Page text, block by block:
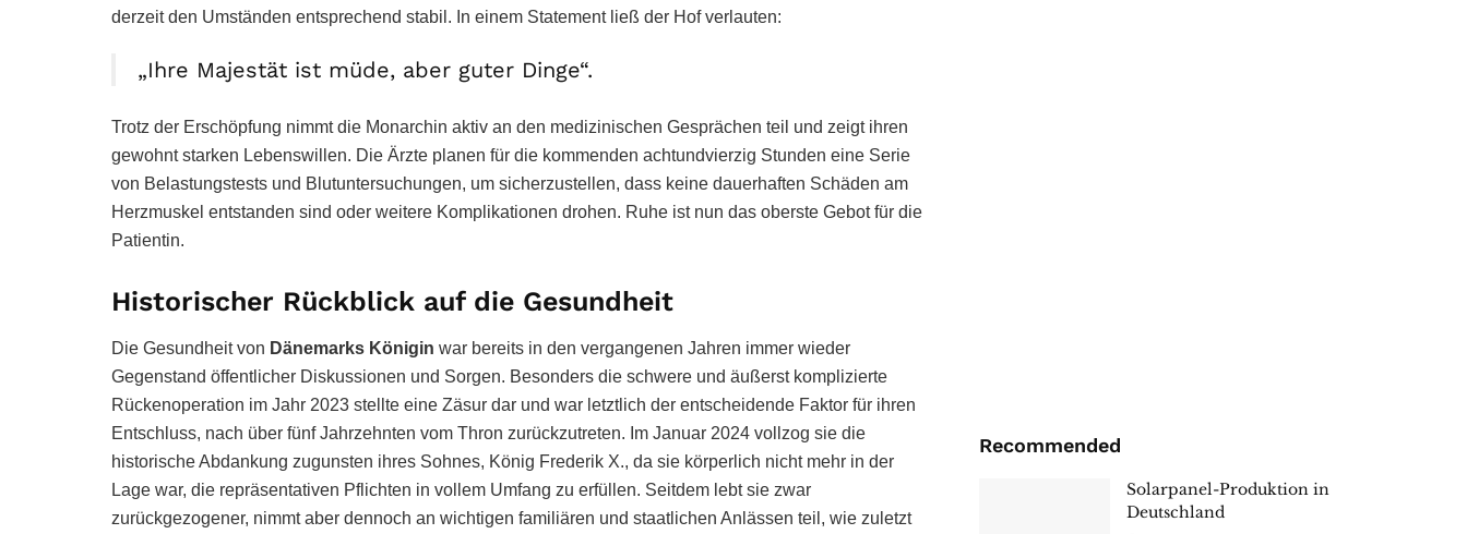
derzeit den Umständen entsprechend stabil. In einem Statement ließ der Hof verlauten:
„Ihre Majestät ist müde, aber guter Dinge“.
Trotz der Erschöpfung nimmt die Monarchin aktiv an den medizinischen Gesprächen teil und zeigt ihren
gewohnt starken Lebenswillen. Die Ärzte planen für die kommenden achtundvierzig Stunden eine Serie
von Belastungstests und Blutuntersuchungen, um sicherzustellen, dass keine dauerhaften Schäden am
Herzmuskel entstanden sind oder weitere Komplikationen drohen. Ruhe ist nun das oberste Gebot für die
Patientin.
Historischer Rückblick auf die Gesundheit
Die Gesundheit von Dänemarks Königin war bereits in den vergangenen Jahren immer wieder
Gegenstand öffentlicher Diskussionen und Sorgen. Besonders die schwere und äußerst komplizierte
Rückenoperation im Jahr 2023 stellte eine Zäsur dar und war letztlich der entscheidende Faktor für ihren
Entschluss, nach über fünf Jahrzehnten vom Thron zurückzutreten. Im Januar 2024 vollzog sie die
historische Abdankung zugunsten ihres Sohnes, König Frederik X., da sie körperlich nicht mehr in der
Lage war, die repräsentativen Pflichten in vollem Umfang zu erfüllen. Seitdem lebt sie zwar
zurückgezogener, nimmt aber dennoch an wichtigen familiären und staatlichen Anlässen teil, wie zuletzt
Recommended
Solarpanel-Produktion in
Deutschland